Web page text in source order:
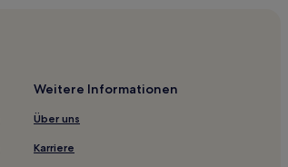
Weitere Informationen
Über uns
Karriere